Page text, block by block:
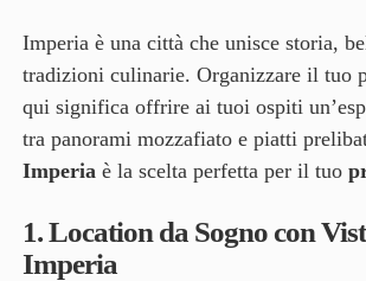
Imperia è una città che unisce storia,
tradizioni culinarie. Organizzare il tuo
qui significa offrire ai tuoi ospiti
tra panorami mozzafiato e piatti
Imperiaè la scelta perfetta per il tuo
1.Location da Sogno con
Imperia